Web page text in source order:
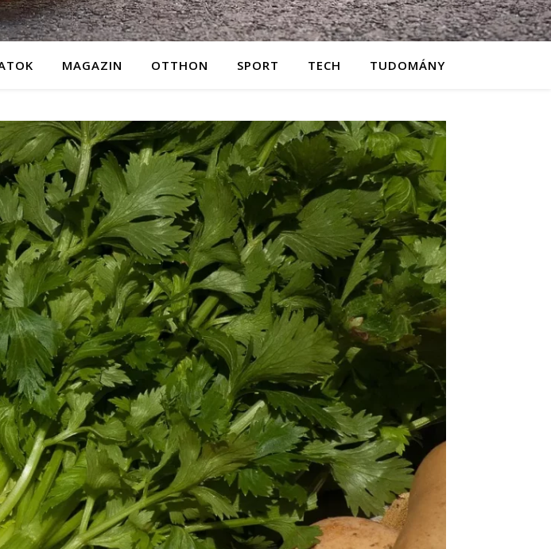
MAGAZIN OTTHON SPORT TECH TUDOMÁNY